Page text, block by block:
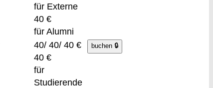
für Externe
40 €
für Alumni
40/ 40/ 40 €
40 €
für
Studierende